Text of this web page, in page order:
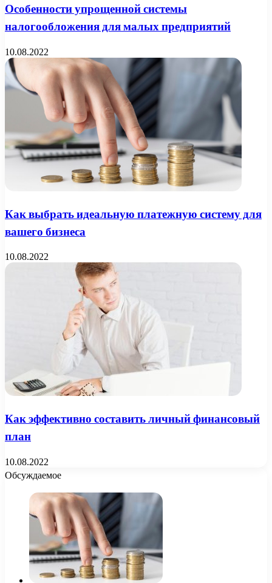
Особенности упрощенной системы
налогообложения для малых предприятий
10.08.2022
Как выбрать идеальную платежную систему для
вашего бизнеса
10.08.2022
Как эффективно составить личный финансовый
план
10.08.2022
Обсуждаемое